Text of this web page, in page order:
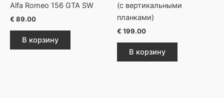
Alfa Romeo 156 GTA SW
€ 89.00
В корзину
(с вертикальными
планками)
€ 199.00
В корзину